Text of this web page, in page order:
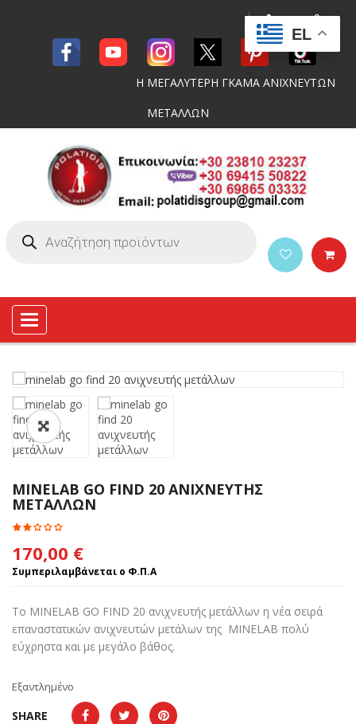
Η ΜΕΓΑΛΥΤΕΡΗ ΓΚΑΜΑ ΑΝΙΧΝΕΥΤΩΝ
ΜΕΤΑΛΛΩΝ
Toggle
navigation
MINELAB GO FIND 20 ΑΝΙΧΝΕΥΤΗΣ
ΜΕΤΑΛΛΩΝ
170,00 €
Συμπεριλαμβάνεται ο Φ.Π.Α
Το MINELAB GO FIND 20 ανιχνευτής μετάλλων η νέα σειρά
επαναστατικών ανιχνευτών μετάλων της MINELAB πολύ
εύχρηστα και με μεγάλο βάθος.
Εξαντλημένο
SHARE
EL